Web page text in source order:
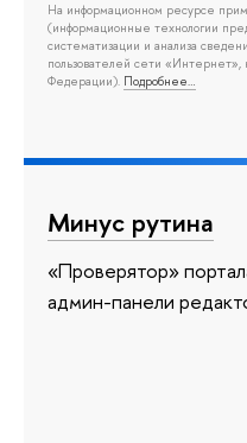
На информационном ресурсе
(информационные технологии
систематизации и анализа
пользователей сети «Интернет»,
Федерации). Подробнее…
Минус рутина
«Проверятор»
админ-панели